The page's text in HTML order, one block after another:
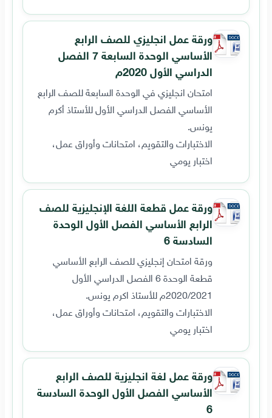
ورقة عمل انجليزي للصف الرابع
الأساسي الوحدة السابعة 7 الفصل
الدراسي الأول 2020م
امتحان انجليزي في الوحدة السابعة للصف الرابع
الأساسي الفصل الدراسي الأول للأستاذ أكرم
يونس.
الاختبارات والتقويم، امتحانات وأوراق عمل،
اختبار يومي
ورقة عمل قطعة اللغة الإنجليزية للصف
الرابع الأساسي الفصل الأول الوحدة
السادسة 6
ورقة امتحان إنجليزي للصف الرابع الأساسي
قطعة الوحدة 6 الفصل الدراسي الأول
2020/2021م للأستاذ اكرم يونس.
الاختبارات والتقويم، امتحانات وأوراق عمل،
اختبار يومي
ورقة عمل لغة انجليزية للصف الرابع
الأساسي الفصل الأول الوحدة السادسة
6